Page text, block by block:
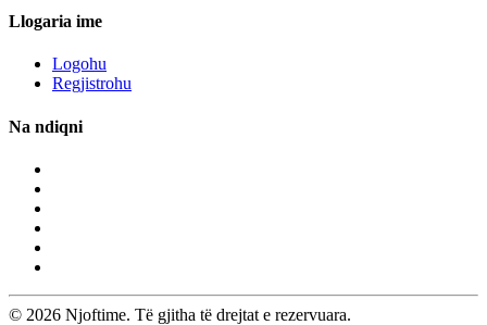
Llogaria ime
Logohu
Regjistrohu
Na ndiqni
© 2026 Njoftime. Të gjitha të drejtat e rezervuara.